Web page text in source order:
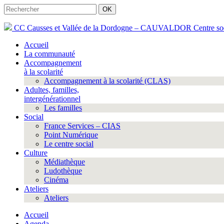
Rechercher
Rechercher
CC Causses et Vallée de la Dordogne – CAUVALDOR Centre
Accueil
La communauté
Accompagnement
à la scolarité
Accompagnement à la scolarité (CLAS)
Adultes, familles,
intergénérationnel
Les familles
Social
France Services – CIAS
Point Numérique
Le centre social
Culture
Médiathèque
Ludothèque
Cinéma
Ateliers
Ateliers
Accueil